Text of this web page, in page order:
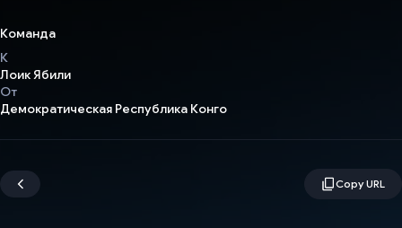
Команда
К
Лоик Ябили
От
Демократическая Республика Конго